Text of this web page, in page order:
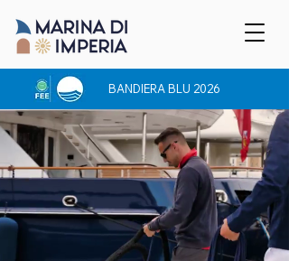
BANDIERA BLU 2026